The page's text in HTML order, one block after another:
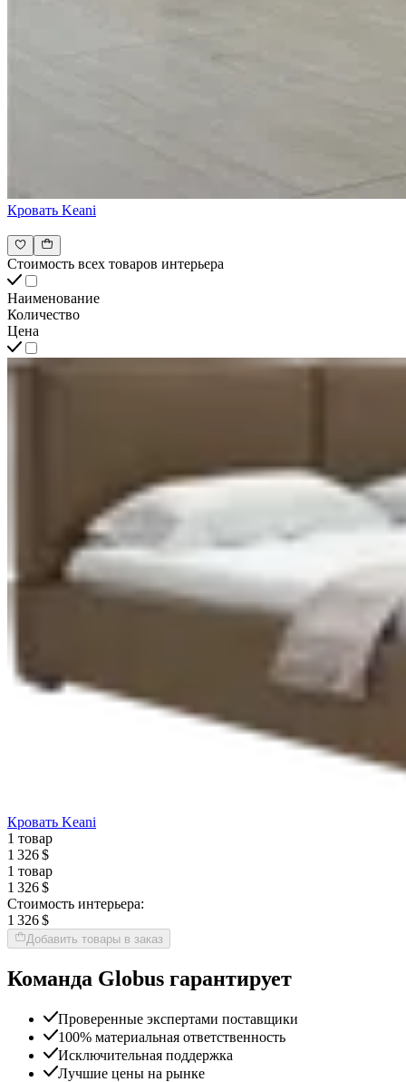
Кровать Keani
Стоимость всех товаров интерьера
Наименование
Количество
Цена
Кровать Keani
1 товар
1 326 $
1 товар
1 326 $
Стоимость интерьера:
1 326 $
Добавить товары в заказ
Команда Globus гарантирует
Проверенные экспертами поставщики
100% материальная ответственность
Исключительная поддержка
Лучшие цены на рынке